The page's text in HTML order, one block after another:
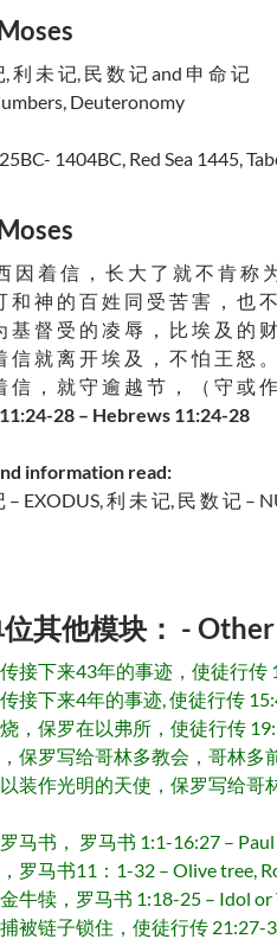
利 未 记, 民 数 记 and 申 命 记
Deuteronomy
1404BC, Red Sea 1445,
因 着 信 ， 长 大 了 就 不 肯 称
和 神 的 百 姓 同 受 苦 害 ， 也
基 督 受 的 凌 辱 ， 比 埃 及 的
信 就 离 开 埃 及 ， 不 怕 王 怒
信 ， 就 守 逾 越 节 ， （ 守 或
28 – Hebrews 11:24-28
information read:
– EXODUS, 利 未 记, 民 数 记 –
其他模块： -
接下来43年的事迹，使徒行传
接下来4年的事迹, 使徒行传
，保罗在以弗所，使徒行传
保罗写给哥林多教会，哥林多
装作光明的天使，保罗写给哥
马书， 罗马书 1:1-16:27 –
罗马书11：1-32 – Olive tree,
牛犊，罗马书 1:18-25 – Idol or
被链子锁住，使徒行传 21:27-